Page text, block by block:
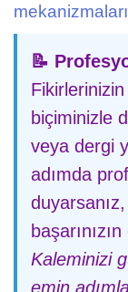
📝
biçiminizle
veya dergi
adımda
Kaleminizi
emin